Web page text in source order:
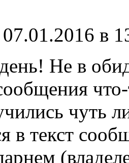
07.01.2016 в
Не в
чуть
в текст